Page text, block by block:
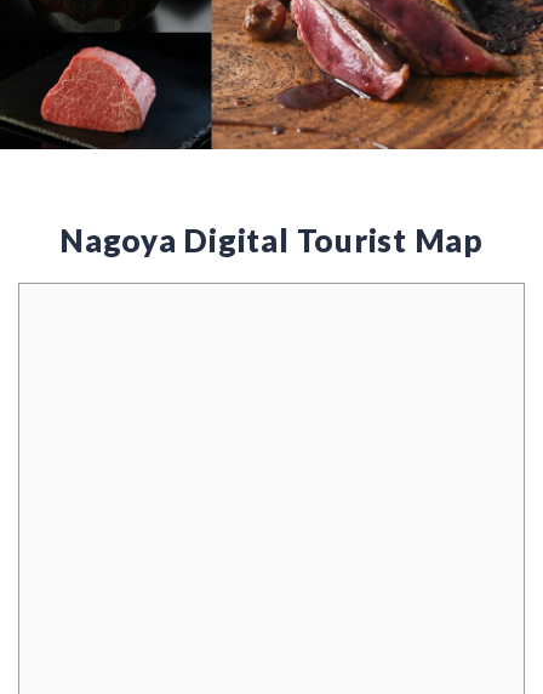
Nagoya Digital Tourist Map